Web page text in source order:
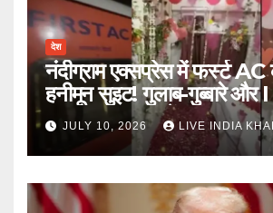
देश
नंदीग्राम एक्सप्रेस में फर्स्ट AC
हनीमून सुइट! गुलाब-गुब्बारे
You, TTE सस्पेंड
JULY 10, 2026 LIVE INDIA